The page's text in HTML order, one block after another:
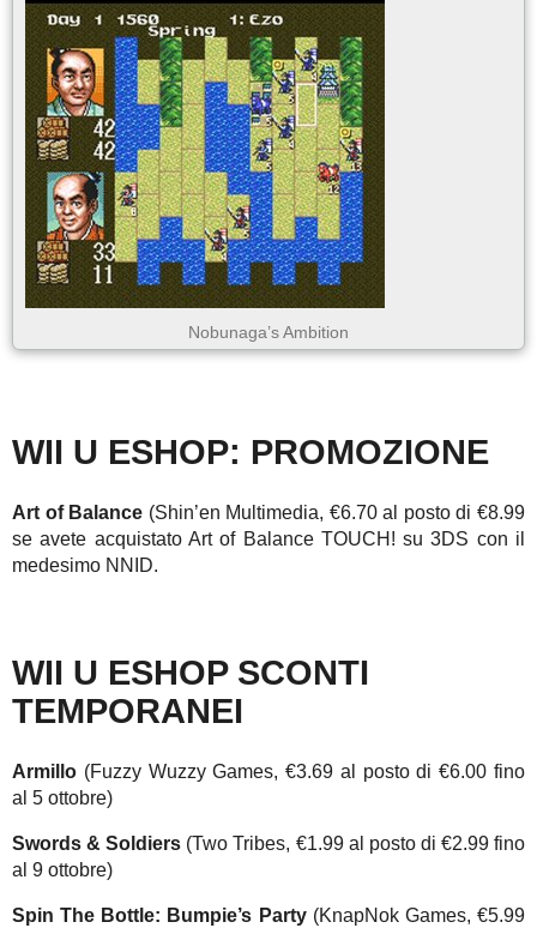
Nobunaga’s Ambition
WII U ESHOP: PROMOZIONE
Art of Balance (Shin’en Multimedia, €6.70 al posto di €8.99
se avete acquistato Art of Balance TOUCH! su 3DS con il
medesimo NNID.
WII U ESHOP SCONTI
TEMPORANEI
Armillo (Fuzzy Wuzzy Games, €3.69 al posto di €6.00 fino
al 5 ottobre)
Swords & Soldiers (Two Tribes, €1.99 al posto di €2.99 fino
al 9 ottobre)
Spin The Bottle: Bumpie’s Party(KnapNok Games, €5.99